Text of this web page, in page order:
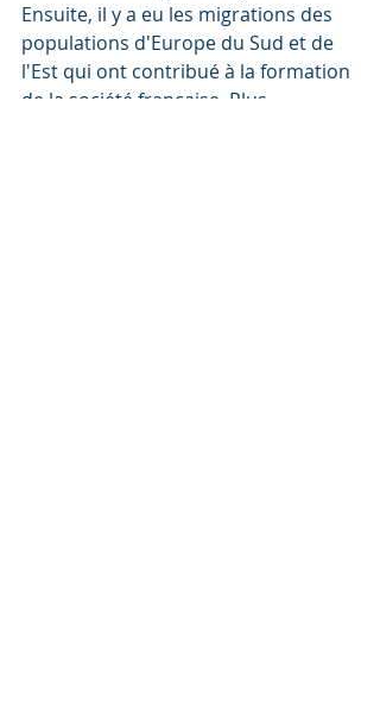
Ensuite, il y a eu les migrations des
populations d'Europe du Sud et de
l'Est qui ont contribué à la formation
de la société française. Plus